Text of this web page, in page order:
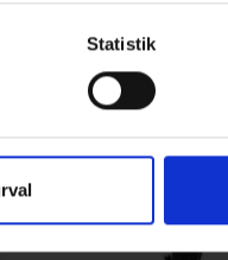
Statistik